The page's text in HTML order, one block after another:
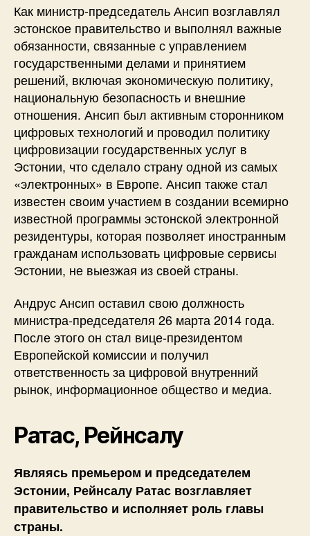
Как министр-председатель Ансип возглавлял
эстонское правительство и выполнял важные
обязанности, связанные с управлением
государственными делами и принятием
решений, включая экономическую политику,
национальную безопасность и внешние
отношения. Ансип был активным сторонником
цифровых технологий и проводил политику
цифровизации государственных услуг в
Эстонии, что сделало страну одной из самых
«электронных» в Европе. Ансип также стал
известен своим участием в создании всемирно
известной программы эстонской электронной
резидентуры, которая позволяет иностранным
гражданам использовать цифровые сервисы
Эстонии, не выезжая из своей страны.
Андрус Ансип оставил свою должность
министра-председателя 26 марта 2014 года.
После этого он стал вице-президентом
Европейской комиссии и получил
ответственность за цифровой внутренний
рынок, информационное общество и медиа.
Ратас, Рейнсалу
Являясь премьером и председателем
Эстонии, Рейнсалу Ратас возглавляет
правительство и исполняет роль главы
страны.